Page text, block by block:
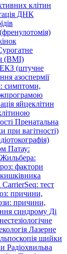
клітин
ДНК
(ВМІ)
ЕКЗ (штучне
азоспермії
симптоми,
яйцеклітин
Пренатальна
при вагітності)
Патау:
фактори
CarrierSeq: тест
причини,
причини,
синдрому Ді
Лазерне
шийки
Радіохвильва